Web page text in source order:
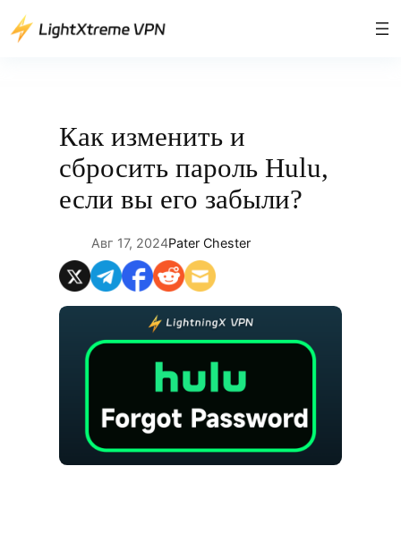
Перейти
Как изменить и
сбросить пароль Hulu,
если вы его забыли?
Авг 17, 2024Pater Chester